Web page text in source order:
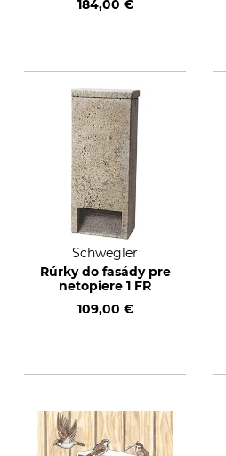
184,00 €
Schwegler
Rúrky do fasády pre
netopiere 1 FR
109,00 €